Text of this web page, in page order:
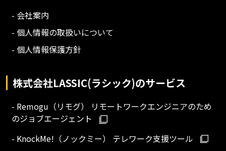
- 会社案内
- 個人情報の取扱いについて
- 個人情報保護方針
株式会社LASSIC(ラシック)のサービス
- Remogu（リモグ） リモートワークエンジニアのため
のジョブエージェント
- KnockMe!（ノックミー） テレワーク支援ツール